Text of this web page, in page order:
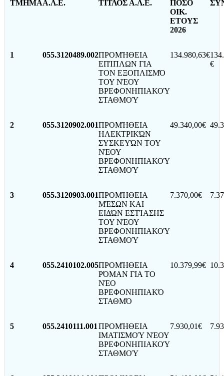
ΤΜΗΜΑΑ.Λ.Ε. ΤΙΤΛΟΣ Α.Λ.Ε.
ΠΟΣΟ
ΟΙΚ.
ΕΤΟΥΣ
2026
1 055.3120489.002ΠΡΟΜΉΘΕΙΑ
ΕΠΊΠΛΩΝ ΓΙΑ
ΤΟΝ ΕΞΟΠΛΙΣΜΌ
ΤΟΥ ΝΈΟΥ
ΒΡΕΦΟΝΗΠΙΑΚΟΎ
ΣΤΑΘΜΟΎ
134.980,63€
€
2 055.3120902.001ΠΡΟΜΉΘΕΙΑ
ΗΛΕΚΤΡΙΚΏΝ
ΣΥΣΚΕΥΏΝ ΤΟΥ
ΝΈΟΥ
ΒΡΕΦΟΝΗΠΙΑΚΟΎ
ΣΤΑΘΜΟΎ
49.340,00€
3 055.3120903.001ΠΡΟΜΉΘΕΙΑ
ΜΈΣΩΝ ΚΑΙ
ΕΙΔΏΝ ΕΣΤΊΑΣΗΣ
ΤΟΥ ΝΈΟΥ
ΒΡΕΦΟΝΗΠΙΑΚΟΎ
ΣΤΑΘΜΟΎ
7.370,00€
4 055.2410102.005ΠΡΟΜΉΘΕΙΑ
ΡΌΜΑΝ ΓΙΑ ΤΟ
ΝΈΟ
ΒΡΕΦΟΝΗΠΙΑΚΌ
ΣΤΑΘΜΌ
10.379,99€
5 055.2410111.001 ΠΡΟΜΉΘΕΙΑ
ΙΜΑΤΙΣΜΟΎ ΝΈΟΥ
ΒΡΕΦΟΝΗΠΙΑΚΟΎ
ΣΤΑΘΜΟΎ
7.930,01€